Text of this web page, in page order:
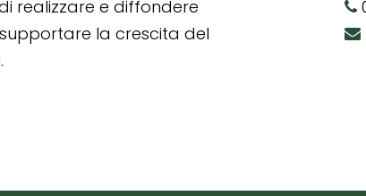
realizzare e diffondere
la crescita del